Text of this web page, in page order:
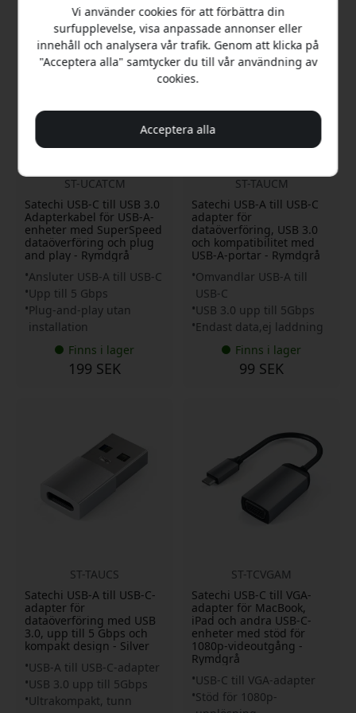
ST-UCATCM
Satechi USB-C till USB 3.0
Adapterkabel för USB-A-
enheter med SuperSpeed
dataöverföring och plug
and play - Rymdgrå
Ansluter USB-A till USB-C
Upp till 5 Gbps
Plug-and-play utan
installation
Finns i lager
199 SEK
ST-TAUCM
Satechi USB-A till USB-C
adapter för
dataöverföring, USB 3.0
och kompatibilitet med
USB-A-portar - Rymdgrå
Omvandlar USB-A till
USB-C
USB 3.0 upp till 5Gbps
Endast data,ej laddning
Finns i lager
99 SEK
ST-TAUCS
Satechi USB-A till USB-C-
adapter för
dataöverföring med USB
3.0, upp till 5 Gbps och
kompakt design - Silver
USB-A till USB-C-adapter
USB 3.0 upp till 5Gbps
Ultrakompakt, tunn
ST-TCVGAM
Satechi USB-C till VGA-
adapter för MacBook,
iPad och andra USB-C-
enheter med stöd för
1080p-videoutgång -
Rymdgrå
USB-C till VGA-adapter
Stöd för 1080p-
Vi använder cookies för att förbättra din
surfupplevelse, visa anpassade annonser eller
innehåll och analysera vår trafik. Genom att klicka på
"Acceptera alla" samtycker du till vår användning av
cookies.
Acceptera alla